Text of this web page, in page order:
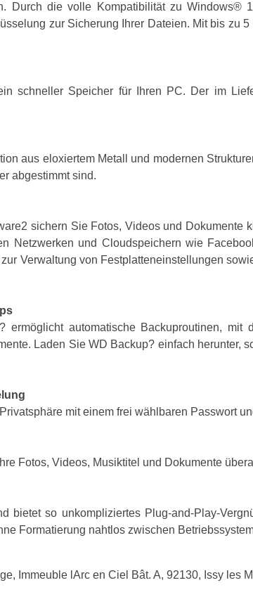
Durch die volle Kompatibilität zu Windows®
zur Sicherung Ihrer Dateien. Mit bis zu
schneller Speicher für Ihren PC. Der im
aus eloxiertem Metall und modernen
abgestimmt sind.
sichern Sie Fotos, Videos und Dokumente
Netzwerken und Cloudspeichern wie
Verwaltung von Festplatteneinstellungen
automatische Backuproutinen,
Laden Sie WD Backup? einfach herunter,
mit einem frei wählbaren Passwort
Fotos, Videos, Musiktitel und Dokumente
bietet so unkompliziertes Plug-and-Play-
Formatierung nahtlos zwischen
Immeuble lArc en Ciel Bât. A, 92130, Issy les